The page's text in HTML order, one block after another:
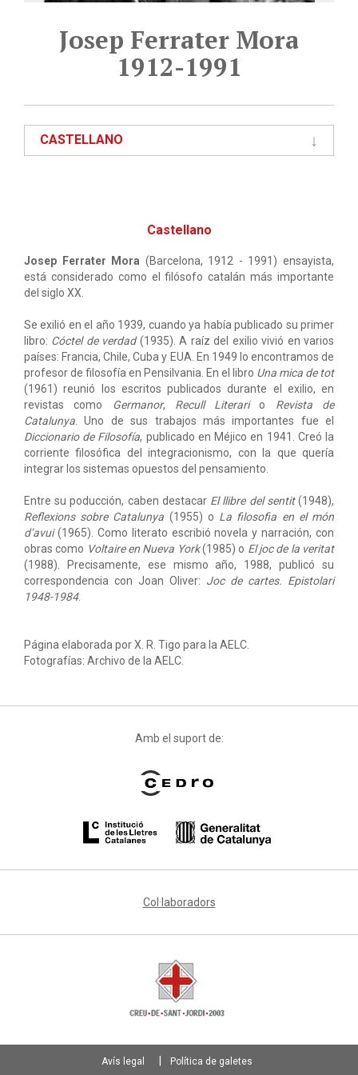
Josep Ferrater Mora
1912-1991
CASTELLANO
Castellano
Josep Ferrater Mora (Barcelona, 1912 - 1991) ensayista,
está considerado como el filósofo catalán más importante
del siglo XX.
Se exilió en el año 1939, cuando ya había publicado su primer
libro: Cóctel de verdad(1935). A raíz del exilio vivió en varios
países: Francia, Chile, Cuba y EUA. En 1949 lo encontramos de
profesor de filosofía en Pensilvania. En el libro Una mica de tot
(1961) reunió los escritos publicados durante el exilio, en
revistas como Germanor, Recull Literario Revista de
Catalunya . Uno de sus trabajos más importantes fue el
Diccionario de Filosofía, publicado en Méjico en 1941. Creó la
corriente filosófica del integracionismo, con la que quería
integrar los sistemas opuestos del pensamiento.
Entre su poducción, caben destacar El llibre del sentit(1948),
Reflexions sobre Catalunya (1955) o La filosofia en el món
d’avui(1965). Como literato escribió novela y narración, con
obras como Voltaire en Nueva York(1985) o El joc de la veritat
(1988). Precisamente, ese mismo año, 1988, publicó su
correspondencia con Joan Oliver: Joc de cartes. Epistolari
1948-1984.
Página elaborada por X. R. Tigo para la AELC.
Fotografías: Archivo de la AELC.
Amb el suport de:
Col·laboradors
Avís legal Política de galetes